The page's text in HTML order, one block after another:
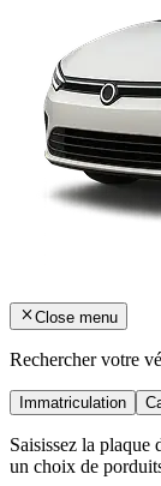
Close menu
Rechercher votre
Immatriculation
Saisissez la
un choix de